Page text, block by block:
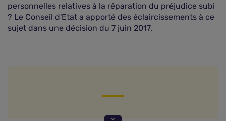
personnelles relatives à la réparation du préjudice subi
? Le Conseil d'Etat a apporté des éclaircissements à ce
sujet dans une décision du 7 juin 2017.